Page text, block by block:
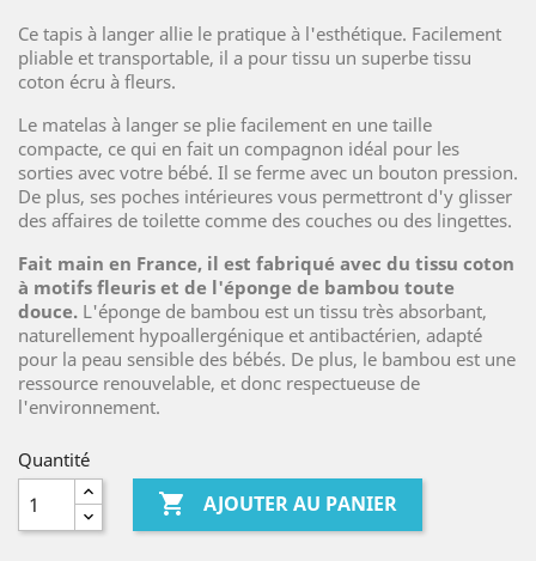
Ce tapis à langer allie le pratique à l'esthétique. Facilement
pliable et transportable, il a pour tissu un superbe tissu
coton écru à fleurs.
Le matelas à langer se plie facilement en une taille
compacte, ce qui en fait un compagnon idéal pour les
sorties avec votre bébé. Il se ferme avec un bouton pression.
De plus, ses poches intérieures vous permettront d'y glisser
des affaires de toilette comme des couches ou des lingettes.
Fait main en France, il est fabriqué avec du tissu coton
à motifs fleuris et de l'éponge de bambou toute
douce. L'éponge de bambou est un tissu très absorbant,
naturellement hypoallergénique et antibactérien, adapté
pour la peau sensible des bébés. De plus, le bambou est une
ressource renouvelable, et donc respectueuse de
l'environnement.
Quantité
 AJOUTER AU PANIER